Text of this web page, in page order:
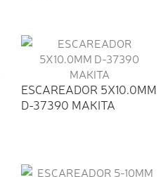
ESCAREADOR 5X10.0MM
D-37390 MAKITA